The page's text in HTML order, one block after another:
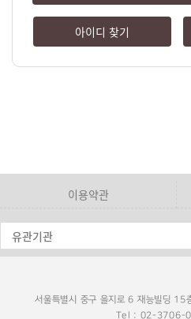
아이디 찾기
이용약관
서울특별시 중구 을지로 6 재능빌딩 15
Tel : 02-3706-